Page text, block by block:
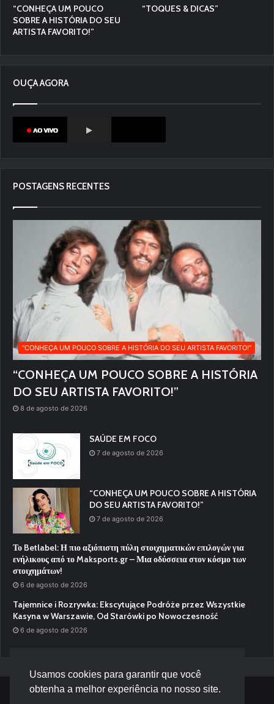
Usamos cookies para garantir que você
obtenha a melhor experiência no nosso site.
“CONHEÇA UM POUCO
SOBRE A HISTÓRIA DO SEU
ARTISTA FAVORITO!”
“TOQUES & DICAS”
OUÇA AGORA
POSTAGENS RECENTES
“CONHEÇA UM POUCO SOBRE A HISTÓRIA DO SEU ARTISTA FAVORITO!”
“CONHEÇA UM POUCO SOBRE A HISTÓRIA
DO SEU ARTISTA FAVORITO!”
8 de agosto de 2026
SAÚDE EM FOCO
7 de agosto de 2026
“CONHEÇA UM POUCO SOBRE A HISTÓRIA
DO SEU ARTISTA FAVORITO!”
7 de agosto de 2026
Το Betlabel: Η πιο αξιόπιστη πύλη στοιχηματικών επιλογών για
ενήλικους από το Maksports.gr – Μια οδύσσεια στον κόσμο των
στοιχημάτων!
6 de agosto de 2026
Tajemnice i Rozrywka: Ekscytujące Podróże przez Wszystkie
Kasyna w Warszawie, Od Starówki po Nowoczesność
6 de agosto de 2026